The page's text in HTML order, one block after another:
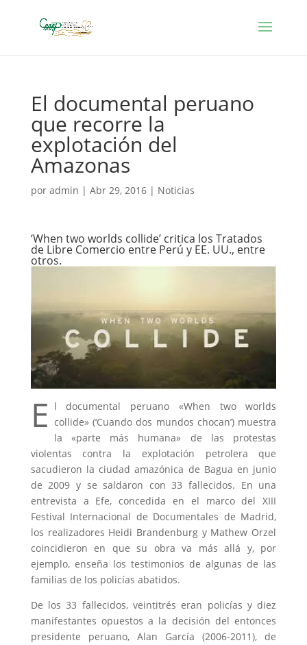
El documental peruano
que recorre la
explotación del
Amazonas
por admin | Abr 29, 2016| Noticias
‘When two worlds collide’ critica los Tratados
de Libre Comercio entre Perú y EE. UU., entre
otros.
E l documental peruano «When two worlds
collide» (‘Cuando dos mundos chocan’) muestra
la «parte más humana» de las protestas
violentas contra la explotación petrolera que
sacudieron la ciudad amazónica de Bagua en junio
de 2009 y se saldaron con 33 fallecidos. En una
entrevista a Efe, concedida en el marco del XIII
Festival Internacional de Documentales de Madrid,
los realizadores Heidi Brandenburg y Mathew Orzel
coincidieron en que su obra va más allá y, por
ejemplo, enseña los testimonios de algunas de las
familias de los policías abatidos.
De los 33 fallecidos, veintitrés eran policías y diez
manifestantes opuestos a la decisión del entonces
presidente peruano, Alan García (2006-2011), de